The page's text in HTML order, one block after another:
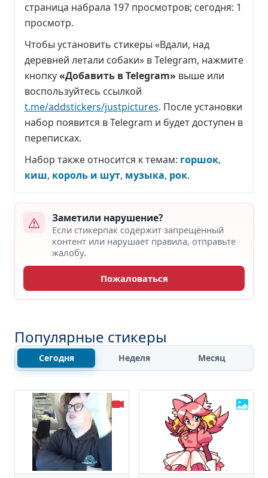
страница набрала 197 просмотров; сегодня: 1
просмотр.
Чтобы установить стикеры «Вдали, над
деревней летали собаки» в Telegram, нажмите
кнопку«Добавить в Telegram» выше или
воспользуйтесь ссылкой
t.me/addstickers/justpictures. После установки
набор появится в Telegram и будет доступен в
переписках.
Набор также относится к темам: горшок,
киш, король и шут, музыка, рок.
Заметили нарушение?
Если стикерпак содержит запрещённый
контент или нарушает правила, отправьте
жалобу.
Пожаловаться
Популярные стикеры
Сегодня Неделя Месяц